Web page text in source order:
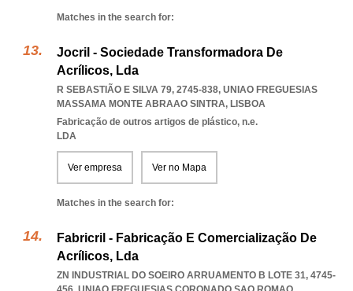
Matches in the search for:
Jocril - Sociedade Transformadora De
Acrílicos, Lda
R SEBASTIÃO E SILVA 79, 2745-838, UNIAO FREGUESIAS
MASSAMA MONTE ABRAAO SINTRA, LISBOA
Fabricação de outros artigos de plástico, n.e.
LDA
Ver empresa Ver no Mapa
Matches in the search for:
Fabricril - Fabricação E Comercialização De
Acrílicos, Lda
ZN INDUSTRIAL DO SOEIRO ARRUAMENTO B LOTE 31, 4745-